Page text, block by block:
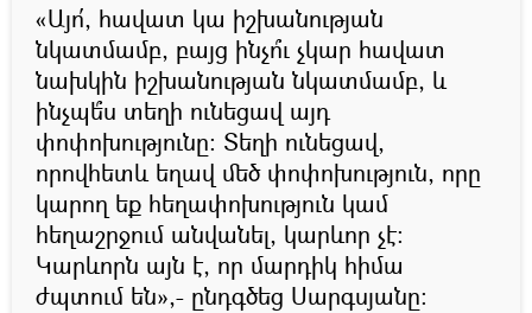
«Այո՛, հավատ կա իշխանության
նկատմամբ, բայց ինչո՞ւ չկար հավատ
նախկին իշխանության նկատմամբ, և
ինչպե՞ս տեղի ունեցավ այդ
փոփոխությունը: Տեղի ունեցավ,
որովհետև եղավ մեծ փոփոխություն, որը
կարող եք հեղափոխություն կամ
հեղաշրջում անվանել, կարևոր չէ։
Կարևորն այն է, որ մարդիկ հիմա
ժպտում են»,- ընդգծեց Սարգսյանը: